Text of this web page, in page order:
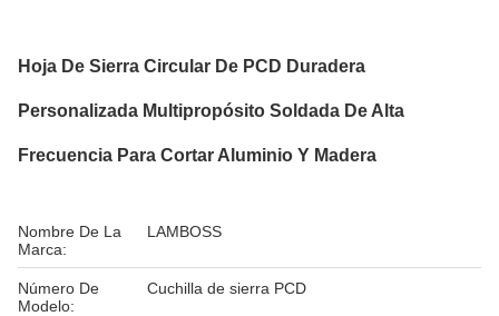
Hoja De Sierra Circular De PCD Duradera
Personalizada Multipropósito Soldada De Alta
Frecuencia Para Cortar Aluminio Y Madera
Nombre De La
Marca:
LAMBOSS
Número De
Modelo:
Cuchilla de sierra PCD